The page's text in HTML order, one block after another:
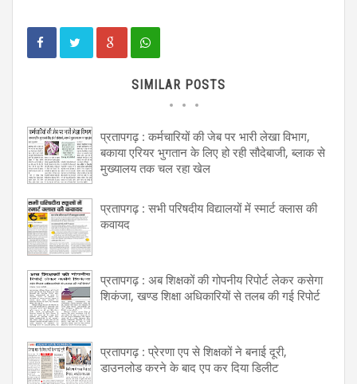
SIMILAR POSTS
प्रतापगढ़ : कर्मचारियों की जेब पर भारी लेखा विभाग,
बकाया एरियर भुगतान के लिए हो रही सौदेबाजी, ब्लाक से
मुख्यालय तक चल रहा खेल
प्रतापगढ़ : सभी परिषदीय विद्यालयों में स्मार्ट क्लास की
कवायद
प्रतापगढ़ : अब शिक्षकों की गोपनीय रिपोर्ट लेकर कसेगा
शिकंजा, खण्ड शिक्षा अधिकारियों से तलब की गई रिपोर्ट
प्रतापगढ़ : प्रेरणा एप से शिक्षकों ने बनाई दूरी,
डाउनलोड करने के बाद एप कर दिया डिलीट